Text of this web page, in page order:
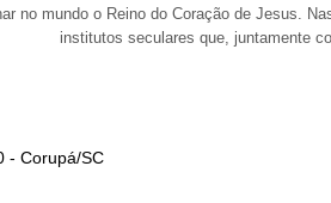
no mundo o Reino do Coração de Jesus.
institutos seculares que, juntamente
- Corupá/SC